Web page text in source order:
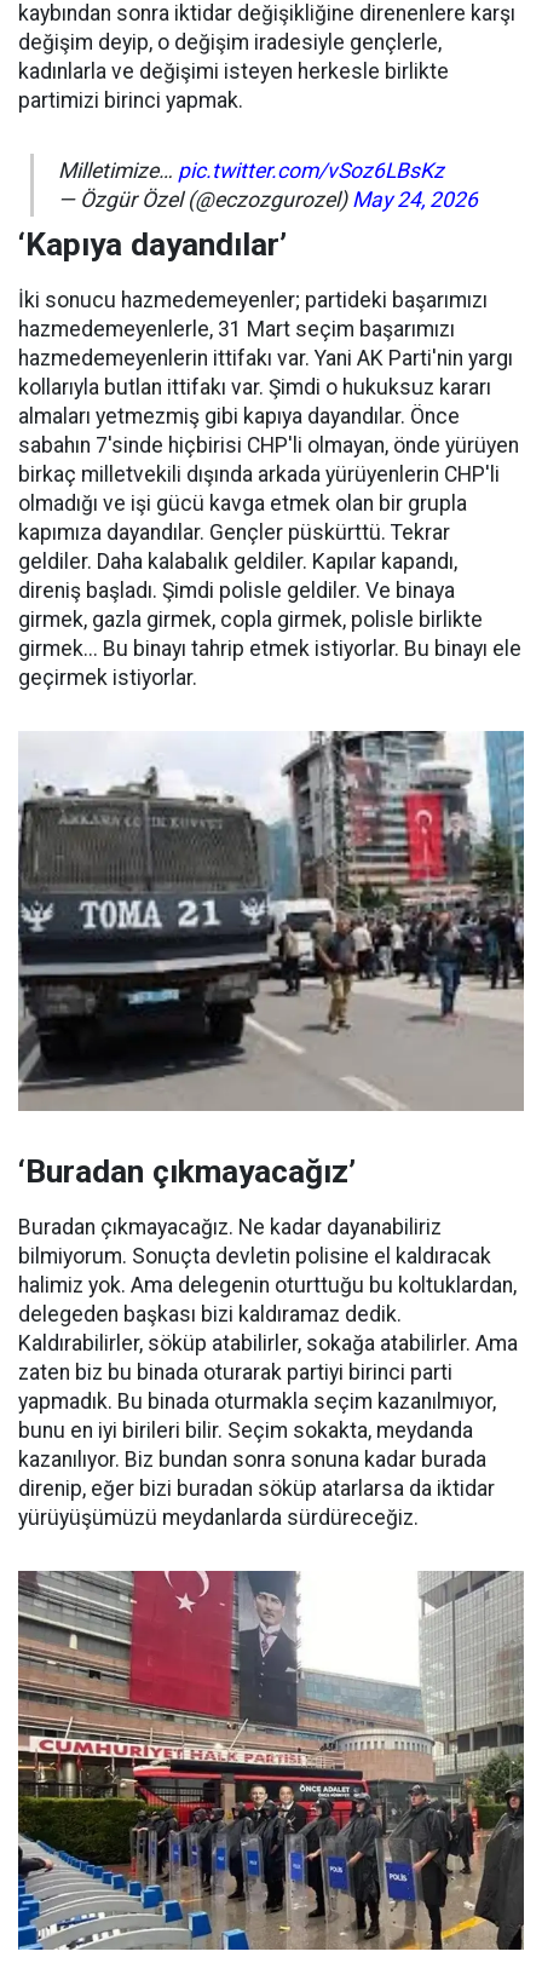
kaybından sonra iktidar değişikliğine direnenlere karşı
değişim deyip, o değişim iradesiyle gençlerle,
kadınlarla ve değişimi isteyen herkesle birlikte
partimizi birinci yapmak.
Milletimize… pic.twitter.com/vSoz6LBsKz
— Özgür Özel (@eczozgurozel) May 24, 2026
‘Kapıya dayandılar’
İki sonucu hazmedemeyenler; partideki başarımızı
hazmedemeyenlerle, 31 Mart seçim başarımızı
hazmedemeyenlerin ittifakı var. Yani AK Parti'nin yargı
kollarıyla butlan ittifakı var. Şimdi o hukuksuz kararı
almaları yetmezmiş gibi kapıya dayandılar. Önce
sabahın 7'sinde hiçbirisi CHP'li olmayan, önde yürüyen
birkaç milletvekili dışında arkada yürüyenlerin CHP'li
olmadığı ve işi gücü kavga etmek olan bir grupla
kapımıza dayandılar. Gençler püskürttü. Tekrar
geldiler. Daha kalabalık geldiler. Kapılar kapandı,
direniş başladı. Şimdi polisle geldiler. Ve binaya
girmek, gazla girmek, copla girmek, polisle birlikte
girmek... Bu binayı tahrip etmek istiyorlar. Bu binayı ele
geçirmek istiyorlar.
‘Buradan çıkmayacağız’
Buradan çıkmayacağız. Ne kadar dayanabiliriz
bilmiyorum. Sonuçta devletin polisine el kaldıracak
halimiz yok. Ama delegenin oturttuğu bu koltuklardan,
delegeden başkası bizi kaldıramaz dedik.
Kaldırabilirler, söküp atabilirler, sokağa atabilirler. Ama
zaten biz bu binada oturarak partiyi birinci parti
yapmadık. Bu binada oturmakla seçim kazanılmıyor,
bunu en iyi birileri bilir. Seçim sokakta, meydanda
kazanılıyor. Biz bundan sonra sonuna kadar burada
direnip, eğer bizi buradan söküp atarlarsa da iktidar
yürüyüşümüzü meydanlarda sürdüreceğiz.